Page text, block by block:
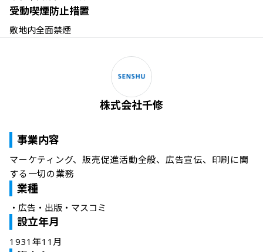
受動喫煙防止措置
敷地内全面禁煙
株式会社千修
事業内容
マーケティング、販売促進活動全般、広告宣伝、印刷に関
する一切の業務
業種
・ 広告・出版・マスコミ
設立年月
1931年11月